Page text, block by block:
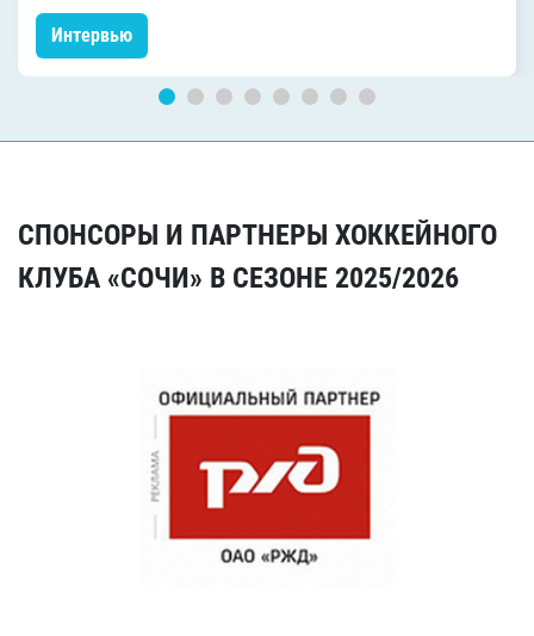
Интервью
СПОНСОРЫ И ПАРТНЕРЫ ХОККЕЙНОГО
КЛУБА «СОЧИ» В СЕЗОНЕ 2025/2026